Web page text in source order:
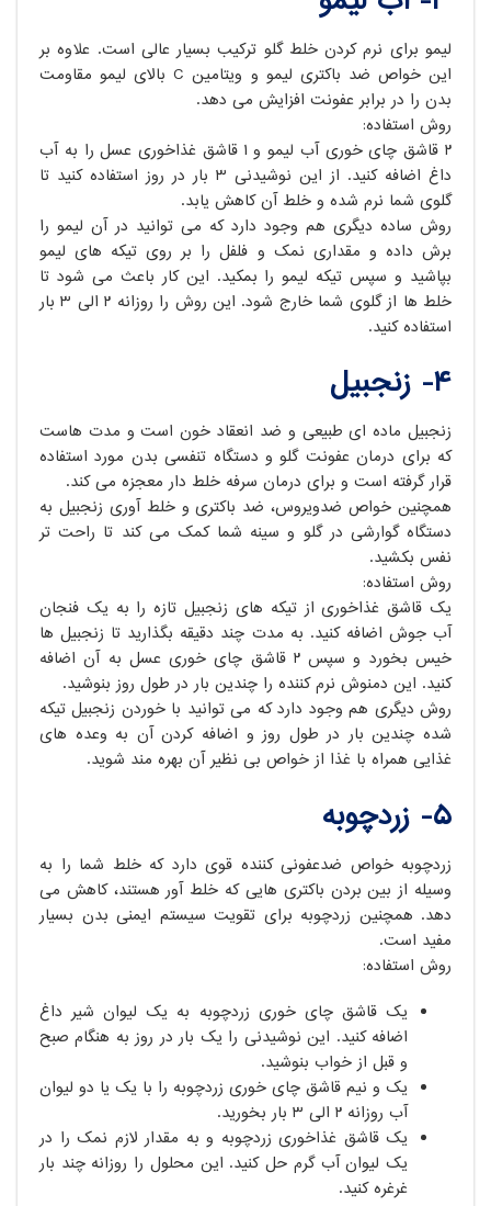
لیمو برای نرم کردن خلط گلو ترکیب بسیار عالی است. علاوه بر
این خواص ضد باکتری لیمو و ویتامین C بالای لیمو مقاومت
بدن را در برابر عفونت افزایش می دهد.
روش استفاده:
۲ قاشق چای خوری آب لیمو و ۱ قاشق غذاخوری عسل را به آب
داغ اضافه کنید. از این نوشیدنی ۳ بار در روز استفاده کنید تا
گلوی شما نرم شده و خلط آن کاهش یابد.
روش ساده دیگری هم وجود دارد که می توانید در آن لیمو را
برش داده و مقداری نمک و فلفل را بر روی تیکه های لیمو
بپاشید و سپس تیکه لیمو را بمکید. این کار باعث می شود تا
خلط ها از گلوی شما خارج شود. این روش را روزانه ۲ الی ۳ بار
استفاده کنید.
۴- زنجبیل
زنجبیل ماده ای طبیعی و ضد انعقاد خون است و مدت هاست
که برای درمان عفونت گلو و دستگاه تنفسی بدن مورد استفاده
قرار گرفته است و برای درمان سرفه خلط دار معجزه می کند.
همچنین خواص ضدویروس، ضد باکتری و خلط آوری زنجبیل به
دستگاه گوارشی در گلو و سینه شما کمک می کند تا راحت تر
نفس بکشید.
روش استفاده:
یک قاشق غذاخوری از تیکه های زنجبیل تازه را به یک فنجان
آب جوش اضافه کنید. به مدت چند دقیقه بگذارید تا زنجبیل ها
خیس بخورد و سپس ۲ قاشق چای خوری عسل به آن اضافه
کنید. این دمنوش نرم کننده را چندین بار در طول روز بنوشید.
روش دیگری هم وجود دارد که می توانید با خوردن زنجبیل تیکه
شده چندین بار در طول روز و اضافه کردن آن به وعده های
غذایی همراه با غذا از خواص بی نظیر آن بهره مند شوید.
۵- زردچوبه
زردچوبه خواص ضدعفونی کننده قوی دارد که خلط شما را به
وسیله از بین بردن باکتری هایی که خلط آور هستند، کاهش می
دهد. همچنین زردچوبه برای تقویت سیستم ایمنی بدن بسیار
مفید است.
روش استفاده:
یک قاشق چای خوری زردچوبه به یک لیوان شیر داغ
اضافه کنید. این نوشیدنی را یک بار در روز به هنگام صبح
و قبل از خواب بنوشید.
یک و نیم قاشق چای خوری زردچوبه را با یک یا دو لیوان
آب روزانه ۲ الی ۳ بار بخورید.
یک قاشق غذاخوری زردچوبه و به مقدار لازم نمک را در
یک لیوان آب گرم حل کنید. این محلول را روزانه چند بار
غرغره کنید.